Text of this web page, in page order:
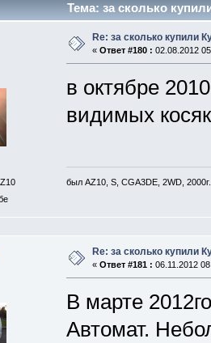
Тема: за сколько
Re: за сколько купили
« Ответ #180 : 02.08.2012
в октябре
видимых
был AZ10, S, CGA3DE, 2WD, 2000г.
Re: за сколько купили
« Ответ #181 : 06.11.2012
В марте
Автомат.